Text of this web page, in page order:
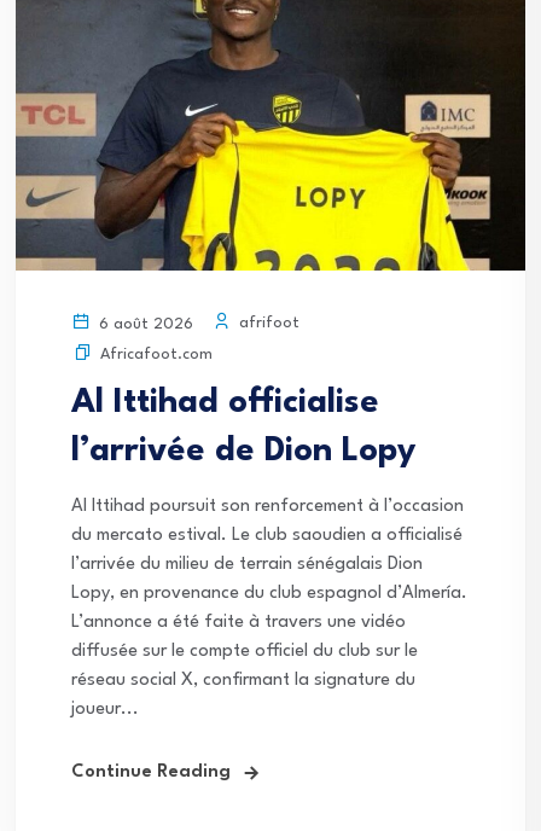
6 août 2026
afrifoot
Africafoot.com
Al Ittihad officialise
l’arrivée de Dion Lopy
Al Ittihad poursuit son renforcement à l’occasion
du mercato estival. Le club saoudien a officialisé
l’arrivée du milieu de terrain sénégalais Dion
Lopy, en provenance du club espagnol d’Almería.
L’annonce a été faite à travers une vidéo
diffusée sur le compte officiel du club sur le
réseau social X, confirmant la signature du
joueur...
Continue Reading